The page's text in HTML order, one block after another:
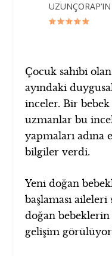
Çocuk sahibi
ayındaki
inceler. Bir
uzmanlar bu
yapmaları adına
bilgiler verdi.
Yeni doğan
başlaması
doğan bebeklerin
gelişim